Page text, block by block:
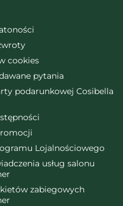
cookies
pytania
podarunkowej Cosibella
Lojalnościowego
usług salonu
zabiegowych